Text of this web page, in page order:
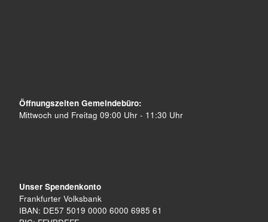
Öffnungszeiten Gemeindebüro:
Mittwoch und Freitag 09:00 Uhr - 11:30 Uhr
Unser Spendenkonto
Frankfurter Volksbank
IBAN: DE57 5019 0000 6000 6985 61